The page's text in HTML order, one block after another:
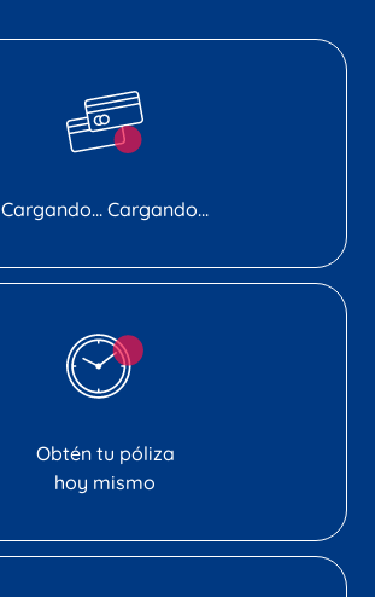
Cargando... Cargando...
Obtén tu póliza
hoy mismo